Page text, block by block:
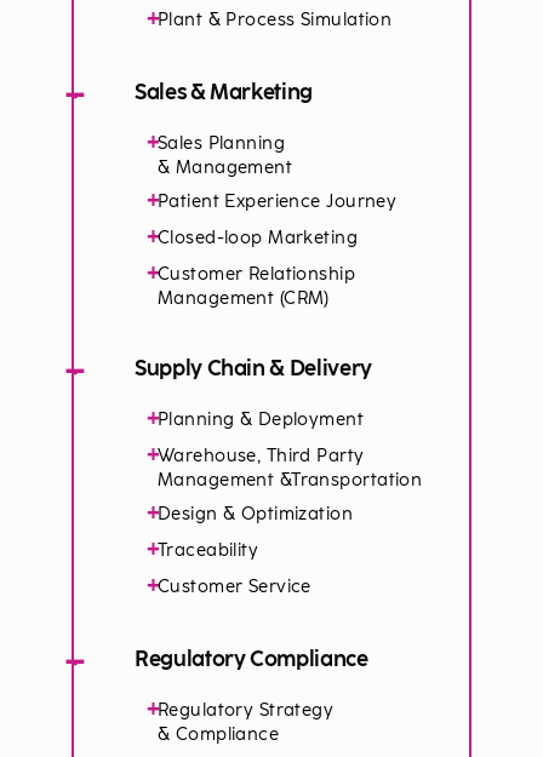
+Plant & Process Simulation
− Sales & Marketing
+Sales Planning
& Management
+Patient Experience Journey
+Closed-loop Marketing
+Customer Relationship
Management (CRM)
− Supply Chain & Delivery
+Planning & Deployment
+Warehouse, Third Party
Management &Transportation
+Design & Optimization
+Traceability
+Customer Service
− Regulatory Compliance
+Regulatory Strategy
& Compliance